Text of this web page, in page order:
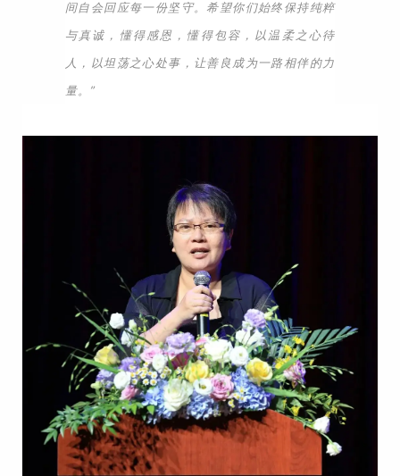
间自会回应每一份坚守。希望你们始终保持纯粹
与真诚，懂得感恩，懂得包容，以温柔之心待
人，以坦荡之心处事，让善良成为一路相伴的力
量。”